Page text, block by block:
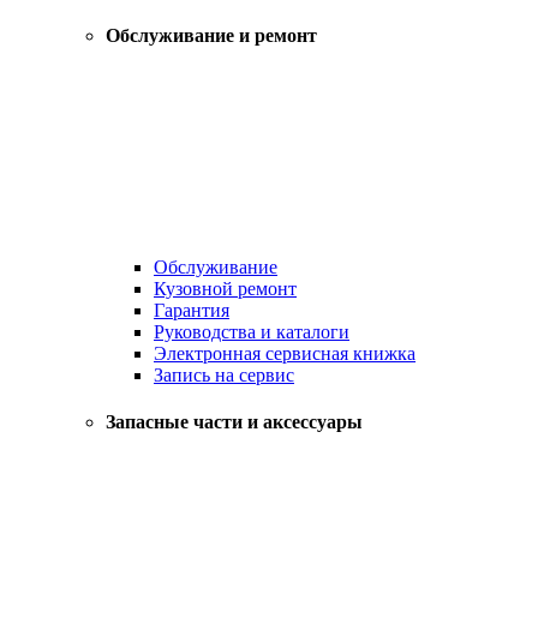
Обслуживание и ремонт
Обслуживание
Кузовной ремонт
Гарантия
Руководства и каталоги
Электронная сервисная книжка
Запись на сервис
Запасные части и аксессуары